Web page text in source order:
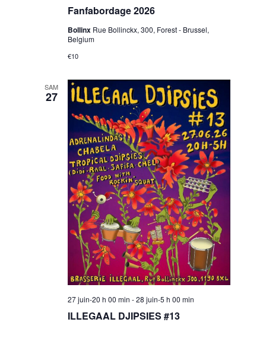
a
t
i
n
Fanfabordage 2026
Bollinx Rue Bollinckx, 300, Forest - Brussel,
Belgium
€10
SAM
27
ILLEGAAL DJIPSIES #13
27 juin-20 h 00 min -28 juin-5 h 00 min